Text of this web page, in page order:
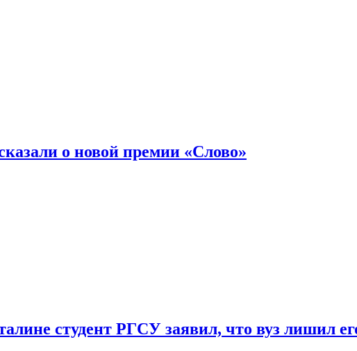
о новой премии «Слово»
студент РГСУ заявил, что вуз лишил